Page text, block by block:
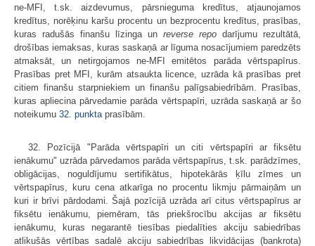
ne-MFI, t.sk. aizdevumus, pārsnieguma kredītus, atjaunojamos
kredītus, norēķinu karšu procentu un bezprocentu kredītus, prasības,
kuras radušās finanšu līzinga un reverse repo darījumu rezultātā,
drošības iemaksas, kuras saskaņā ar līguma nosacījumiem paredzēts
atmaksāt, un netirgojamos ne-MFI emitētos parāda vērtspapīrus.
Prasības pret MFI, kurām atsaukta licence, uzrāda kā prasības pret
citiem finanšu starpniekiem un finanšu palīgsabiedrībām. Prasības,
kuras apliecina pārvedamie parāda vērtspapīri, uzrāda saskaņā ar šo
noteikumu 32. punkta prasībām.
32. Pozīcijā "Parāda vērtspapīri un citi vērtspapīri ar fiksētu
ienākumu" uzrāda pārvedamos parāda vērtspapīrus, t.sk. parādzīmes,
obligācijas, noguldījumu sertifikātus, hipotekārās ķīlu zīmes un
vērtspapīrus, kuru cena atkarīga no procentu likmju pārmaiņām un
kuri ir brīvi pārdodami. Šajā pozīcijā uzrāda arī citus vērtspapīrus ar
fiksētu ienākumu, piemēram, tās priekšrocību akcijas ar fiksētu
ienākumu, kuras negarantē tiesības piedalīties akciju sabiedrības
atlikušās vērtības sadalē akciju sabiedrības likvidācijas (bankrota)